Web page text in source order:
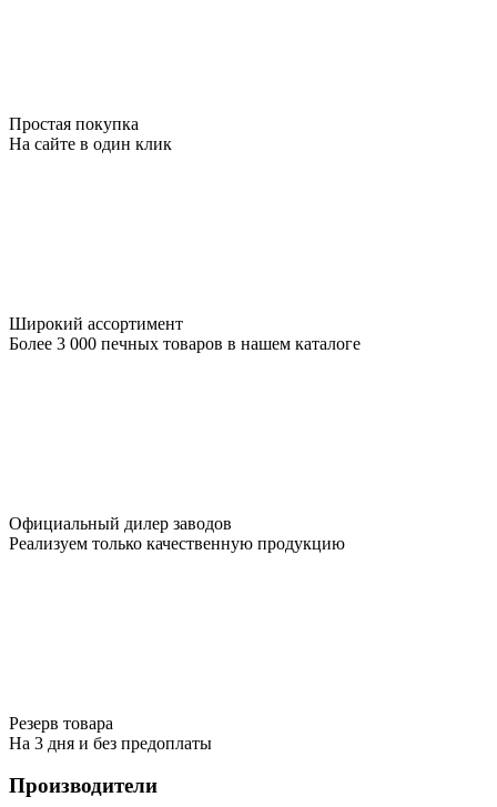
Простая покупка
На сайте в один клик
Широкий ассортимент
Более 3 000 печных товаров в нашем каталоге
Официальный дилер заводов
Реализуем только качественную продукцию
Резерв товара
На 3 дня и без предоплаты
Производители